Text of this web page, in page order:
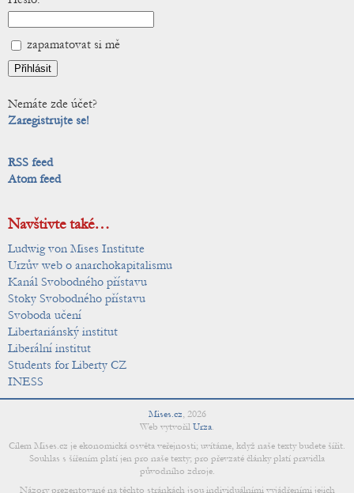
zapamatovat si mě
Nemáte zde účet?
Zaregistrujte se!
RSS feed
Atom feed
Navštivte také…
Ludwig von Mises Institute
Urzův web o anarchokapitalismu
Kanál Svobodného přístavu
Stoky Svobodného přístavu
Svoboda učení
Libertariánský institut
Liberální institut
Students for Liberty CZ
INESS
Mises.cz, 2026
Web vytvořil Urza.
Cílem Mises.cz je ekonomická osvěta veřejnosti; uvítáme, když naše texty budete šířit.
Souhlas s šířením platí jen pro naše texty; pro převzaté články platí pravidla
původního zdroje.
Názory prezentované na těchto stránkách jsou individuálními vyjádřeními jejich